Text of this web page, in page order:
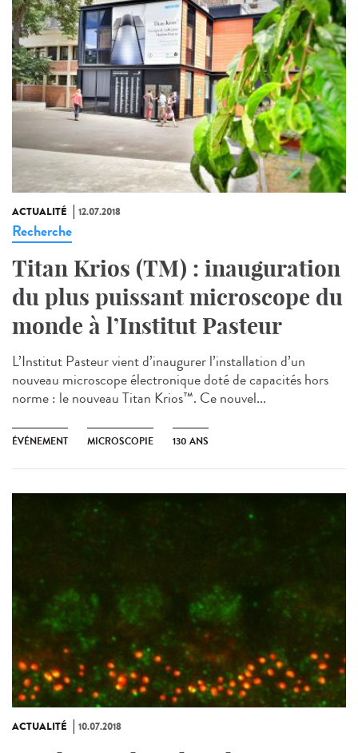
ACTUALITÉ 12.07.2018
Recherche
Titan Krios (TM) : inauguration
du plus puissant microscope du
monde à l’Institut Pasteur
L’Institut Pasteur vient d’inaugurer l’installation d’un
nouveau microscope électronique doté de capacités hors
norme : le nouveau Titan Krios™. Ce nouvel...
ÉVÉNEMENT MICROSCOPIE 130 ANS
ACTUALITÉ 10.07.2018